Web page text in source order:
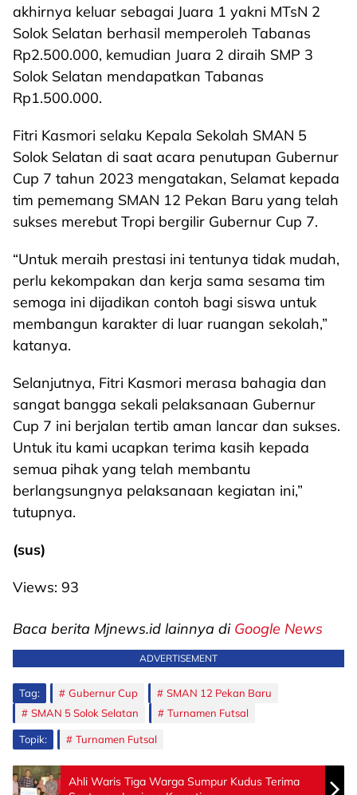
akhirnya keluar sebagai Juara 1 yakni MTsN 2
Solok Selatan berhasil memperoleh Tabanas
Rp2.500.000, kemudian Juara 2 diraih SMP 3
Solok Selatan mendapatkan Tabanas
Rp1.500.000.
Fitri Kasmori selaku Kepala Sekolah SMAN 5
Solok Selatan di saat acara penutupan Gubernur
Cup 7 tahun 2023 mengatakan, Selamat kepada
tim pememang SMAN 12 Pekan Baru yang telah
sukses merebut Tropi bergilir Gubernur Cup 7.
“Untuk meraih prestasi ini tentunya tidak mudah,
perlu kekompakan dan kerja sama sesama tim
semoga ini dijadikan contoh bagi siswa untuk
membangun karakter di luar ruangan sekolah,”
katanya.
Selanjutnya, Fitri Kasmori merasa bahagia dan
sangat bangga sekali pelaksanaan Gubernur
Cup 7 ini berjalan tertib aman lancar dan sukses.
Untuk itu kami ucapkan terima kasih kepada
semua pihak yang telah membantu
berlangsungnya pelaksanaan kegiatan ini,”
tutupnya.
(sus)
Views: 93
Baca berita Mjnews.id lainnya di Google News
ADVERTISEMENT
Tag: Gubernur Cup
SMAN 12 Pekan Baru
SMAN 5 Solok Selatan
Turnamen Futsal
Topik: Turnamen Futsal
Ahli Waris Tiga Warga Sumpur Kudus Terima